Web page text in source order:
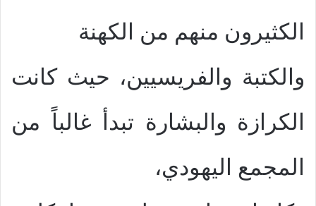
الكثيرون منهم من الكهنة
والكتبة والفريسيين، حيث كانت
الكرازة والبشارة تبدأ غالباً من
المجمع اليهودي،